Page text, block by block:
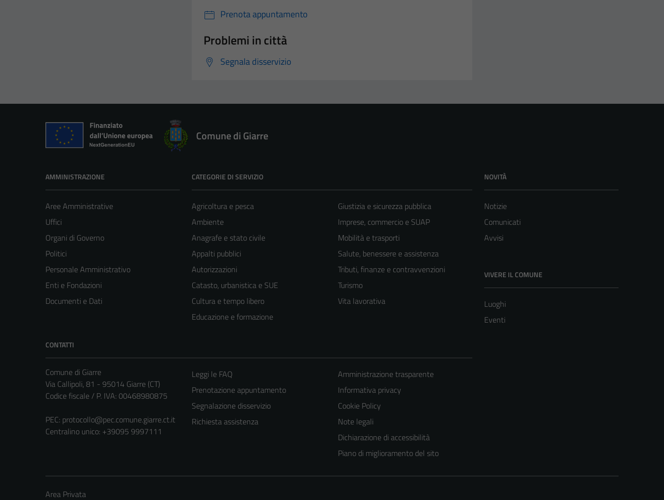
Prenota appuntamento
Problemi in città
Segnala disservizio
Comune di Giarre
AMMINISTRAZIONE
Aree Amministrative
Uffici
Organi di Governo
Politici
Personale Amministrativo
Enti e Fondazioni
Documenti e Dati
CATEGORIE DI SERVIZIO
Agricoltura e pesca
Ambiente
Anagrafe e stato civile
Appalti pubblici
Autorizzazioni
Catasto, urbanistica e SUE
Cultura e tempo libero
Educazione e formazione
Giustizia e sicurezza pubblica
Imprese, commercio e SUAP
Mobilità e trasporti
Salute, benessere e assistenza
Tributi, finanze e contravvenzioni
Turismo
Vita lavorativa
NOVITÀ
Notizie
Comunicati
Avvisi
VIVERE IL COMUNE
Luoghi
Eventi
CONTATTI
Comune di Giarre
Via Callipoli, 81 - 95014 Giarre (CT)
Codice fiscale / P. IVA: 00468980875
PEC: protocollo@pec.comune.giarre.ct.it
Centralino unico: +39095 9997111
Leggi le FAQ
Prenotazione appuntamento
Segnalazione disservizio
Richiesta assistenza
Amministrazione trasparente
Informativa privacy
Cookie Policy
Note legali
Dichiarazione di accessibilità
Piano di miglioramento del sito
Area Privata
Tecnici
Questi cookie
sono necessari
funzionamento